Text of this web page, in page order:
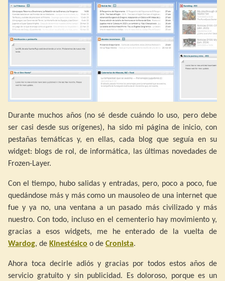
Durante muchos años (no sé desde cuándo lo uso, pero debe
ser casi desde sus orígenes), ha sido mi página de inicio, con
pestañas temáticas y, en ellas, cada blog que seguía en su
widget: blogs de rol, de informática, las últimas novedades de
Frozen-Layer.
Con el tiempo, hubo salidas y entradas, pero, poco a poco, fue
quedándose más y más como un mausoleo de una internet que
fue y ya no, una ventana a un pasado más civilizado y más
nuestro. Con todo, incluso en el cementerio hay movimiento y,
gracias a esos widgets, me he enterado de la vuelta de
Wardog, de Kinestésico o de Cronista.
Ahora toca decirle adiós y gracias por todos estos años de
servicio gratuito y sin publicidad. Es doloroso, porque es un